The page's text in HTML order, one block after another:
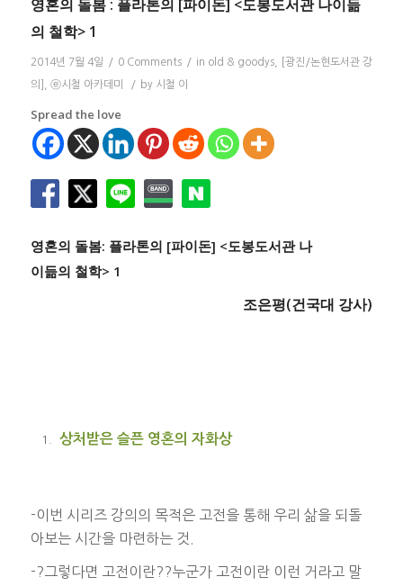
영혼의 돌봄 : 플라톤의 [파이돈] <도봉도서관 나이듦
의 철학> 1
2014년 7월 4일 / 0 Comments / in old & goodys, [광진/논현도서관 강
의] ⓔ시철 아카데미 / by 시철 이
Spread the love
영혼의 돌봄: 플라톤의 [파이돈] <도봉도서관 나
이듦의 철학> 1
조은평(건국대 강사)
상처받은 슬픈 영혼의 자화상
-이번 시리즈 강의의 목적은 고전을 통해 우리 삶을 되돌
아보는 시간을 마련하는 것.
-?그렇다면 고전이란??누군가 고전이란 이런 거라고 말